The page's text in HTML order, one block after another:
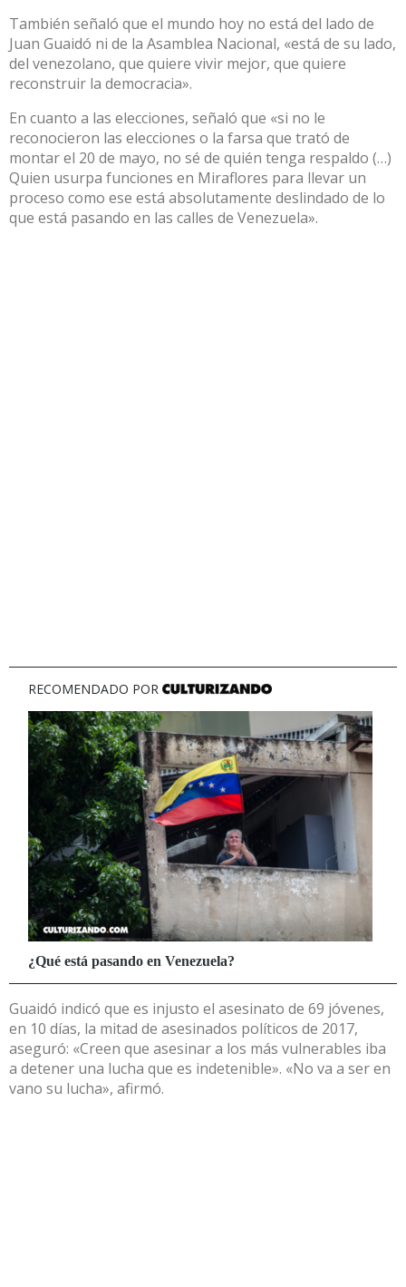
También señaló que el mundo hoy no está del lado de
Juan Guaidó ni de la Asamblea Nacional, «está de su lado,
del venezolano, que quiere vivir mejor, que quiere
reconstruir la democracia».
En cuanto a las elecciones, señaló que «si no le
reconocieron las elecciones o la farsa que trató de
montar el 20 de mayo, no sé de quién tenga respaldo (…)
Quien usurpa funciones en Miraflores para llevar un
proceso como ese está absolutamente deslindado de lo
que está pasando en las calles de Venezuela».
Guaidó indicó que es injusto el asesinato de 69 jóvenes,
en 10 días, la mitad de asesinados políticos de 2017,
aseguró: «Creen que asesinar a los más vulnerables iba
a detener una lucha que es indetenible». «No va a ser en
vano su lucha», afirmó.